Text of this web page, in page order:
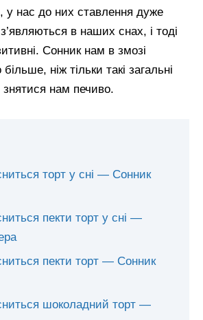
нас до них ставлення дуже
в наших снах, і тоді
Сонник нам в змозі
ніж тільки такі загальні
знятися нам печиво.
торт у сні — Сонник
пекти торт у сні —
пекти торт — Сонник
шоколадний торт —